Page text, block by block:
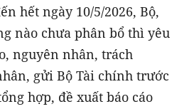
hết ngày 10/5/2026, Bộ,
nào chưa phân bổ thì yêu
nguyên nhân, trách
gửi Bộ Tài chính trước
hợp, đề xuất báo cáo